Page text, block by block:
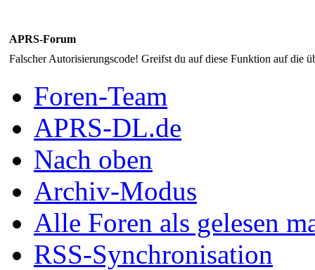
APRS-Forum
Falscher Autorisierungscode! Greifst du auf diese Funktion auf die
Foren-Team
APRS-DL.de
Nach oben
Archiv-Modus
Alle Foren als gelesen
RSS-Synchronisation